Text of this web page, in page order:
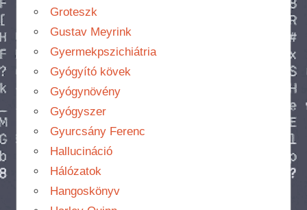
Groteszk
Gustav Meyrink
Gyermekpszichiátria
Gyógyító kövek
Gyógynövény
Gyógyszer
Gyurcsány Ferenc
Hallucináció
Hálózatok
Hangoskönyv